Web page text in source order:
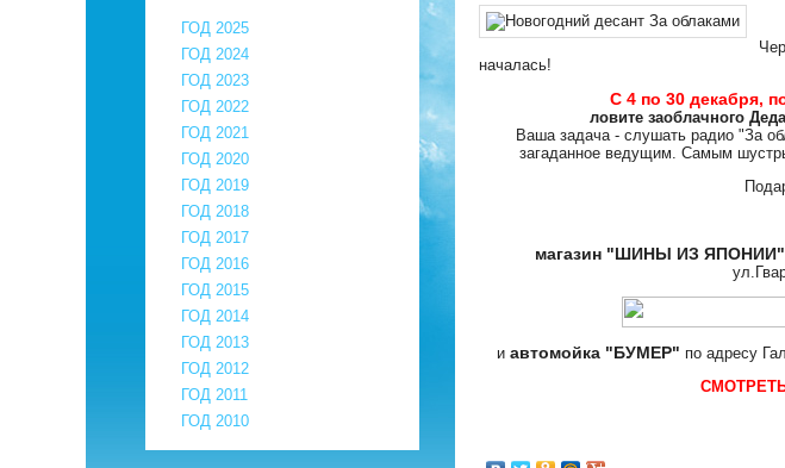
ГОД 2025
ГОД 2024
ГОД 2023
ГОД 2022
ГОД 2021
ГОД 2020
ГОД 2019
ГОД 2018
ГОД 2017
ГОД 2016
ГОД 2015
ГОД 2014
ГОД 2013
ГОД 2012
ГОД 2011
ГОД 2010
началась!
С 4 по 30 декабря,
ловите заоблачного
Ваша задача - слушать радио "За
загаданное ведущим. Самым
магазин "ШИНЫ ИЗ ЯПОНИИ"
и автомойка "БУМЕР" по адресу